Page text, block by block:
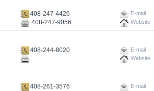
408-247-4426 E-mail
408-247-9056 Website
408-244-8020
E-mail
Website
408-261-3576
E-mail